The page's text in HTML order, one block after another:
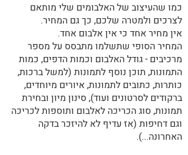
כמו שהעיצוב של האלבומים שלי מותאם
לצרכים ולמטרה שלכם, כך גם המחיר.
אין מחיר אחד כי אין אלבום אחד.
המחיר הסופי שתשלמו מתבסס על מספר
מרכיבים - גודל האלבום וכמות הדפים, כמות
התמונות, תוכן נוסף לתמונות (למשל ברכות,
כותרות, כתובים לתמונות, איורים מיוחדים,
ברקודים לסרטונים ועוד), סינון מיון ובחירת
תמונות, סוג הכריכה לאלבום ותוספות לכריכה
וגם דחיפות (אז עדיף לא להיזכר בדקה
האחרונה...).